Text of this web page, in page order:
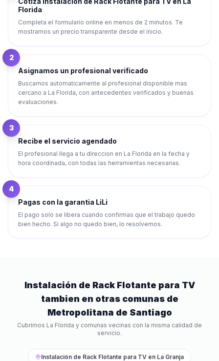
Florida
Completa el formulario online en menos de 2 minutos. Te
mostramos un precio transparente desde el inicio.
2
Asignamos un profesional verificado
Buscamos automaticamente al profesional disponible mas
cercano a La Florida, con antecedentes verificados y buenas
evaluaciones.
3
Recibe el servicio agendado
El profesional llega a tu direccion en La Florida en la fecha y
hora coordinada, con todas las herramientas necesarias.
4
Pagas con la garantia LiLi
El pago solo se libera cuando confirmas que el trabajo quedo
bien hecho. Si algo no quedo bien, lo resolvemos.
Instalación de Rack Flotante para TV
tambien en otras comunas de
Metropolitana de Santiago
Cubrimos La Florida y comunas vecinas con la misma calidad de
servicio.
Instalación de Rack Flotante para TV en La Granja